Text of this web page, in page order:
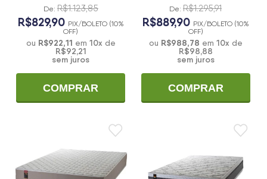
De: R$1.123,85
R$829,90 PIX/BOLETO (10%
OFF)
ou R$922,11 em 10x de
R$92,21
sem juros
COMPRAR
De: R$1.295,91
R$889,90 PIX/BOLETO (10%
OFF)
ou R$988,78 em 10x de
R$98,88
sem juros
COMPRAR